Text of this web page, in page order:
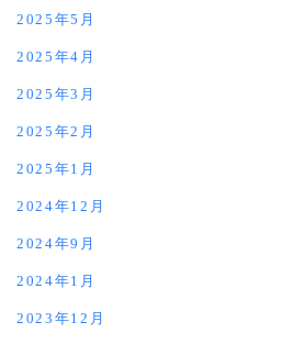
2025年5月
2025年4月
2025年3月
2025年2月
2025年1月
2024年12月
2024年9月
2024年1月
2023年12月